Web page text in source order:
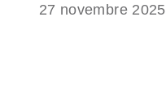
27 novembre 2025